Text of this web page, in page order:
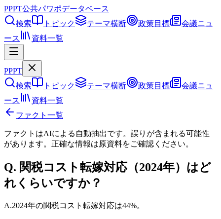
PPPT公共パワポデータベース
検索
トピック テーマ横断 政策目標
会議ニュ
ース
資料一覧
PPPT
検索
トピック テーマ横断 政策目標
会議ニュ
ース
資料一覧
ファクト一覧
ファクトはAIによる自動抽出です。誤りが含まれる可能性
があります。正確な情報は原資料をご確認ください。
Q. 関税コスト転嫁対応（2024年）はど
れくらいですか？
A.2024年の関税コスト転嫁対応は44%。